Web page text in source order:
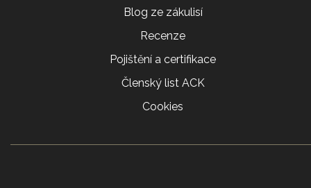
Blog ze zákulisí
Recenze
Pojištění a certifikace
Členský list ACK
Cookies